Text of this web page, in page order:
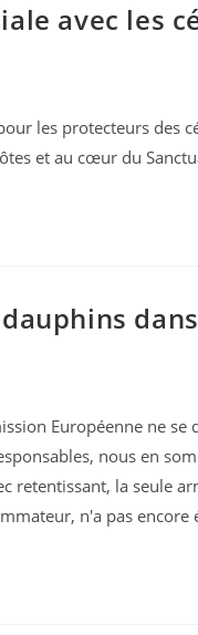
avec les
les protecteurs des
et au cœur du
Européenne ne
nous en
retentissant, la seule
n'a pas encore